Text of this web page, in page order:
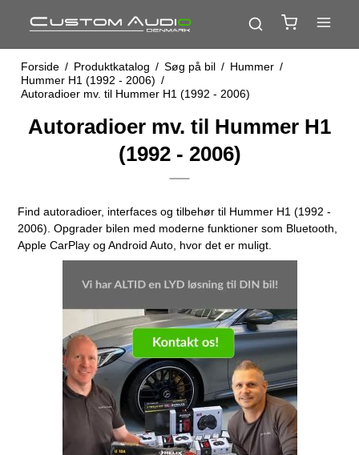
Forside / Produktkatalog / Søg på bil / Hummer /
Hummer H1 (1992 - 2006) /
Autoradioer mv. til Hummer H1 (1992 - 2006)
Autoradioer mv. til Hummer H1
(1992 - 2006)
Find autoradioer, interfaces og tilbehør til Hummer H1 (1992 -
2006). Opgrader bilen med moderne funktioner som Bluetooth,
Apple CarPlay og Android Auto, hvor det er muligt.